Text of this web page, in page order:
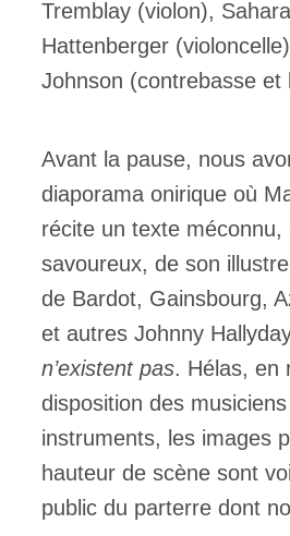
Tremblay (violon),
Hattenberger
Johnson (contrebasse et
Avant la pause, nous
diaporama onirique où
récite un texte méconnu,
savoureux, de son
de Bardot, Gainsbourg,
et autres Johnny
n’existent pas. Hélas, en
disposition des
instruments, les images
hauteur de scène sont
public du parterre dont